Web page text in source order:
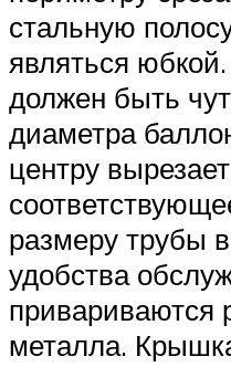
стальную
являться
должен быть
диаметра
центру
размеру трубы
удобства
привариваются
металла.